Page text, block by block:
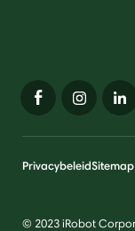
PrivacybeleidSitemap
© 2023 iRobot